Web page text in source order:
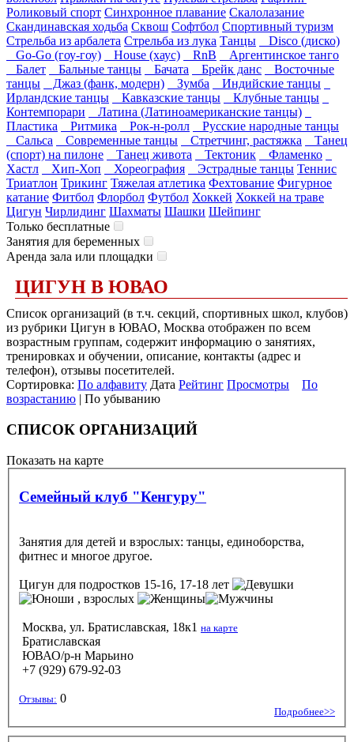
Роликовый спорт Синхронное плавание Скалолазание
Скандинавская ходьба Сквош Софтбол Спортивный туризм
Стрельба из арбалета Стрельба из лука Танцы
Disco (диско)
Go-Go (гоу-гоу)
House (хаус) RnB
Аргентинское танго
Балет
Бальные танцы Бачата Брейк данс
Восточные
танцы
Джаз (фанк, модерн) Зумба
Индийские танцы
Ирландские танцы
Кавказские танцы
Клубные танцы
Контемпорари
Латина (Латиноамериканские танцы)
Пластика
Ритмика Рок-н-ролл
Русские народные танцы
Сальса
Современные танцы Стретчинг, растяжка
Танец
(спорт) на пилоне
Танец живота Тектоник
Фламенко
Хастл
Хип-Хоп Хореография Эстрадные танцы Теннис
Триатлон Трикинг Тяжелая атлетика Фехтование Фигурное
катание Фитбол Флорбол Футбол Хоккей Хоккей на траве
Цигун Чирлидинг Шахматы Шашки Шейпинг
Только бесплатные
Занятия для беременных
Аренда зала или площадки
ЦИГУН В ЮВАО
Список организаций (в т.ч. секций, спортивных школ, клубов)
из рубрики Цигун в ЮВАО, Москва отображен по всем
возрастным группам, содержит информацию о занятиях,
тренировках и обучении, описание, контакты (адрес и
телефон), отзывы посетителей.
Сортировка: По алфавиту Дата Рейтинг Просмотры
По
возрастанию | По убыванию
СПИСОК ОРГАНИЗАЦИЙ
Показать на карте
Семейный клуб "Кенгуру"
Занятия для детей и взрослых: танцы, единоборства,
фитнес и многое другое.
Цигун для подростков 15-16, 17-18 лет
, взрослых
Москва, ул. Братиславская, 18к1 на карте
Братиславская
ЮВАО/р-н Марьино
+7 (929) 679-92-03
Отзывы: 0
Подробнее>>